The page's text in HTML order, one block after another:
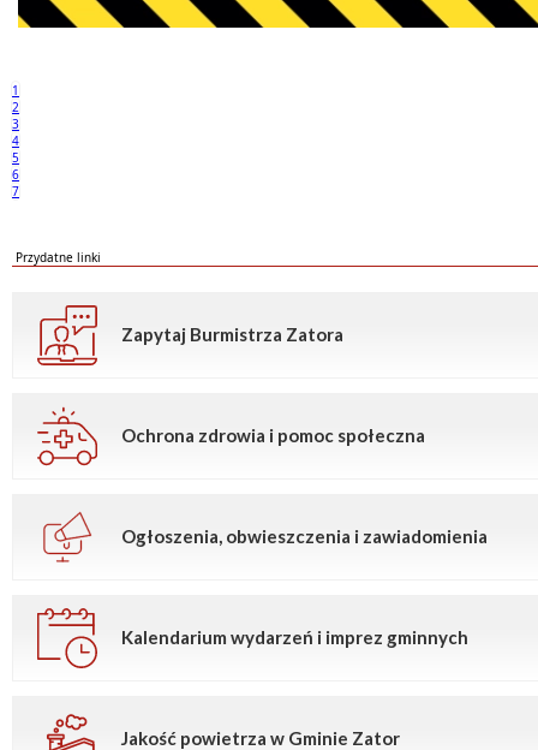
1
2
3
4
5
6
7
Przydatne linki
Zapytaj Burmistrza Zatora
Ochrona zdrowia i pomoc społeczna
Ogłoszenia, obwieszczenia i zawiadomienia
Kalendarium wydarzeń i imprez gminnych
Jakość powietrza w Gminie Zator